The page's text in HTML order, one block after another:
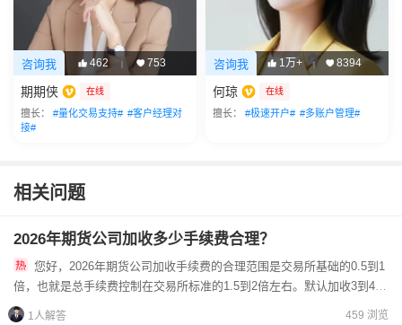
咨询我 462 | 753
期期侠 在线
擅长： #量化交易支持# #客户经理对
接#
咨询我 1万+ | 8394
何琼 在线
擅长： #极速开户# #多账户管理#
相关问题
2026年期货公司加收多少手续费合理？
倍，也就是总手续费控制在交易所标准的1.5到2倍左右。默认加收3到4倍
偏高，1倍以下属于优惠水平。判断合不合理，看公...
1人解答 459 浏览